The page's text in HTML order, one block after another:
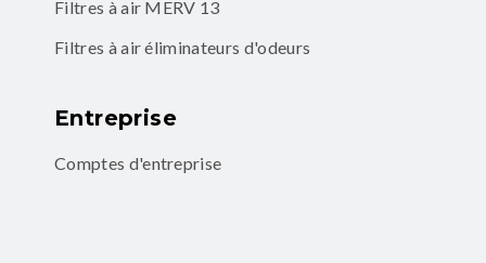
Filtres à air MERV 13
Filtres à air éliminateurs d'odeurs
Entreprise
Comptes d'entreprise